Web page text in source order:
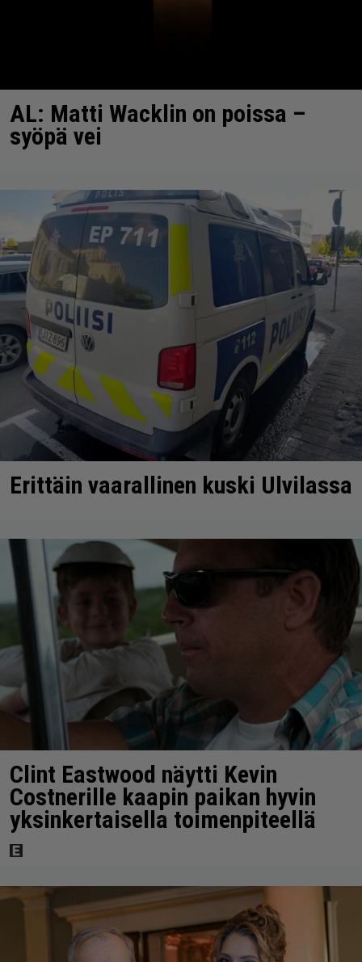
AL: Matti Wacklin on poissa –
syöpä vei
Erittäin vaarallinen kuski Ulvilassa
Clint Eastwood näytti Kevin
Costnerille kaapin paikan hyvin
yksinkertaisella toimenpiteellä